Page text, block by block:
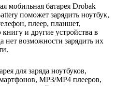
мобильная батарея Drobak
поможет зарядить ноутбук,
плеер, планшет,
и другие устройства в
нет возможности зарядить их
для заряда ноутбуков,
MP3/MP4 плееров,